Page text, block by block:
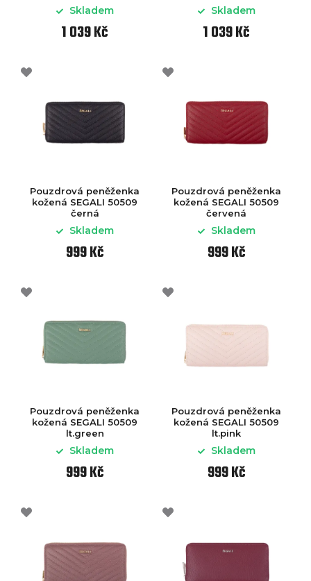
Skladem
1 039 Kč
Skladem
1 039 Kč
Pouzdrová peněženka
kožená SEGALI 50509
černá
Skladem
999 Kč
Pouzdrová peněženka
kožená SEGALI 50509
červená
Skladem
999 Kč
Pouzdrová peněženka
kožená SEGALI 50509
lt.green
Skladem
999 Kč
Pouzdrová peněženka
kožená SEGALI 50509
lt.pink
Skladem
999 Kč